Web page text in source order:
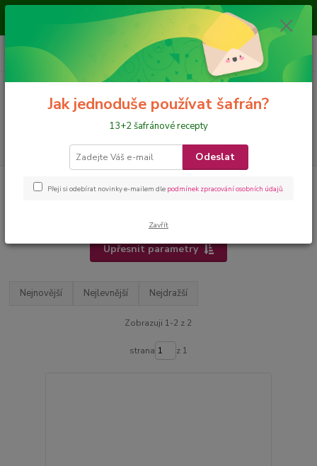
Je nám ctí, že jste nás navštívili a nakupujete na našem eshopu, přejeme
Menu
CZK
+420 728 649 340
Upřesnit parametry
Nejnovější Nejlevnější Nejdražší
Zobrazuji 1-2 z 2
strana z 1
Jak jednoduše používat šafrán?
13+2 šafránové recepty
Odeslat
Přeji si odebírat novinky e-mailem dle podmínek zpracování osobních údajů.
Zavřít